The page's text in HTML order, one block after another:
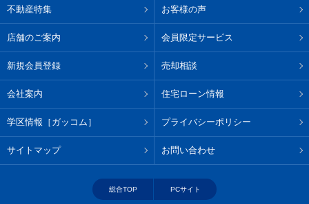
不動産特集 お客様の声
店舗のご案内 会員限定サービス
新規会員登録 売却相談
会社案内 住宅ローン情報
学区情報［ガッコム］ プライバシーポリシー
サイトマップ お問い合わせ
総合TOP PCサイト